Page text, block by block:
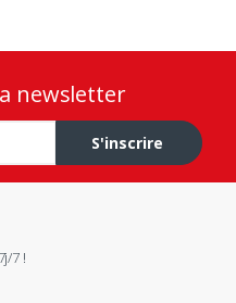
newsletter
S'inscrire
7 !